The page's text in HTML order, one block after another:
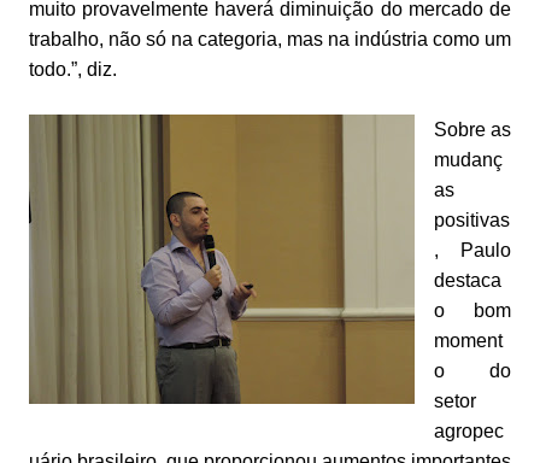
muito provavelmente haverá diminuição do mercado de
trabalho, não só na categoria, mas na indústria como um
todo.”, diz.
Sobre as
mudanç
as
positivas
, Paulo
destaca
o bom
moment
o do
setor
agropec